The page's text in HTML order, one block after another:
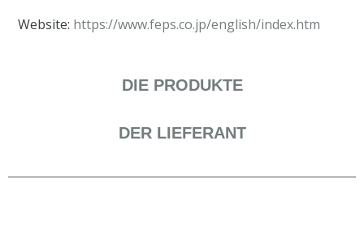
Website: https://www.feps.co.jp/english/index.htm
DIE PRODUKTE
DER LIEFERANT